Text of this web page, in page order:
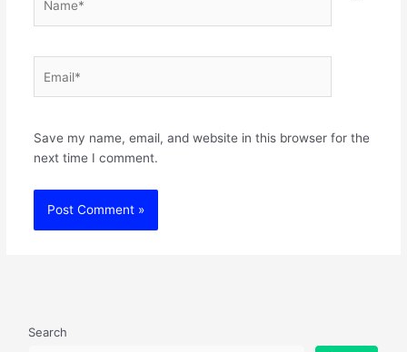
Save my name, email, and website in this browser for the
next time I comment.
Search